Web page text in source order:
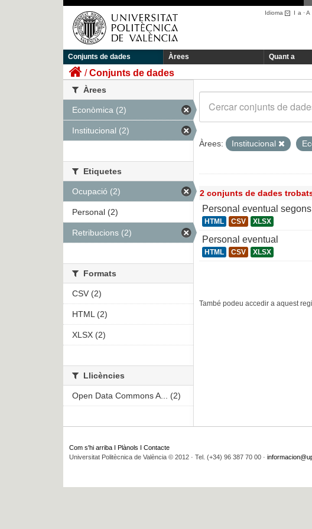
Idioma I a ·A
Conjunts de dades Àrees Quant a
Conjunts de dades
Àrees: Institucional
2 conjunts de dades
Personal eventual
HTML CSV XLSX
Personal eventual
HTML CSV XLSX
També podeu accedir a aquest
Àrees
Econòmica (2)
Institucional (2)
Etiquetes
Ocupació (2)
Personal (2)
Retribucions (2)
Formats
CSV (2)
HTML (2)
XLSX (2)
Llicències
Open Data Commons A... (2)
Com s'hi arriba Plànols
Contacte
Universitat Politècnica de València © 2012 · Tel. (+34) 96 387 70 00 ·